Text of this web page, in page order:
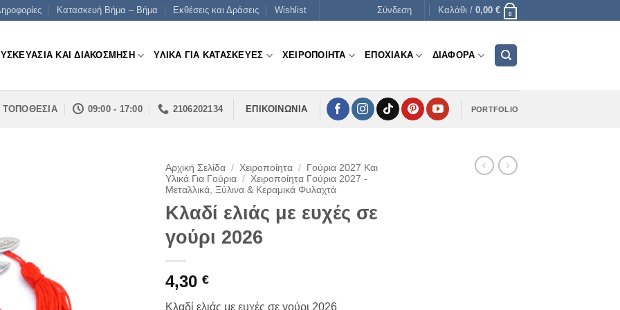
Κατασκευή Βήμα – Βήμα Εκθέσεις και Δράσεις Wishlist Σύνδεση Καλάθι / 0,00 € 0
ΚΑΙ ΔΙΑΚΟΣΜΗΣΗ ΥΛΙΚΑ ΓΙΑ ΚΑΤΑΣΚΕΥΕΣ ΧΕΙΡΟΠΟΙΗΤΑ ΕΠΟΧΙΑΚΑ ΔΙΑΦΟΡΑ
ΤΟΠΟΘΕΣΙΑ 09:00 - 17:00 2106202134 ΕΠΙΚΟΙΝΩΝΙΑ PORTFOLIO
Αρχική Σελίδα / Χειροποίητα /
Γούρια 2027 Και
Υλικά Για Γούρια / Χειροποίητα Γούρια 2027 -
Μεταλλικά, Ξύλινα & Κεραμικά Φυλαχτά
Κλαδί ελιάς με ευχές σε
γούρι 2026
4,30 €
Κλαδί ελιάς με ευχές σε γούρι 2026